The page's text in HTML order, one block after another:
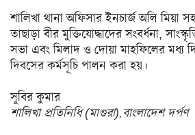
সংগীত
অন্তর্জাল
লাইফস্টাইল
স্বাস্থ্য
রূপচর্চা
শালিখা থানা অফিসার ইনচার্জ অলি মিয়া
তাছাড়া বীর মুক্তিযোদ্ধাদের সংবর্ধনা,
সভা এবং মিলাদ ও দোয়া মাহফিলের মধ্য
দিবসের কর্মসূচি পালন করা হয়।
সুবির কুমার
শালিখা প্রতিনিধি(মাগুরা), বাংলাদেশ দর্পণ